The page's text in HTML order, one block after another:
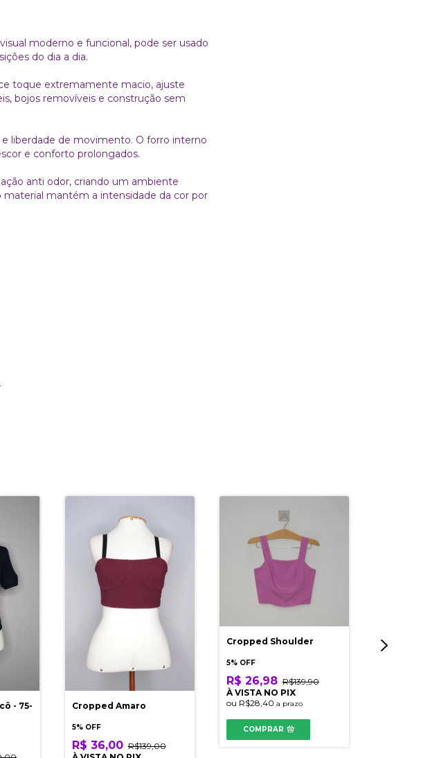
moderno e funcional, pode ser usado
do dia a dia.
toque extremamente macio, ajuste
bojos removíveis e construção sem
liberdade de movimento. O forro interno
e conforto prolongados.
anti odor, criando um ambiente
material mantém a intensidade da cor por
- 75-
Cropped Amaro
5% OFF
R$ 36,00 R$139,00
Cropped Shoulder
5% OFF
R$ 26,98 R$139,90
À VISTA NO PIX
ou R$28,40 a prazo
COMPRAR
Calça Flare